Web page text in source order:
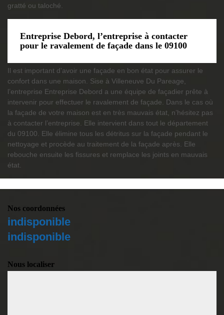
gratté ou taloché.
Entreprise Debord, l’entreprise à contacter
pour le ravalement de façade dans le 09100
Il est important d’avoir une façade en bon état pour assurer le
confort dans une maison. Sise à Villeneuve Du Pareage,
l’entreprise Entreprise Debord a une équipe de façadier prête à
intervenir pour effectuer le ravalement de façade. Dans le cas où
la façade de votre maison est en très mauvais état, n’hésitez pas
à contacter l’entreprise. Elle intervient dans tout le département
du 09100. Elle élimine tous les détritus sur la façade pendant le
nettoyage et procède au traitement de la façade après. Elle
rebouche ensuite les fissures et remplace les joints en mauvais
état.
Nos coordonnées
indisponible
indisponible
Nous localiser